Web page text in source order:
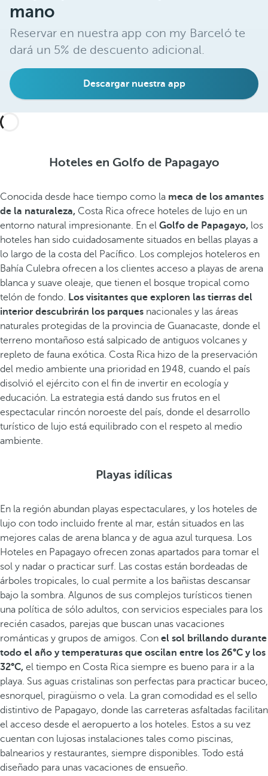
mano
Reservar en nuestra app con my Barceló te
dará un 5% de descuento adicional.
Descargar nuestra app
Hoteles en Golfo de Papagayo
Conocida desde hace tiempo como la meca de los amantes
de la naturaleza, Costa Rica ofrece hoteles de lujo en un
entorno natural impresionante. En el Golfo de Papagayo, los
hoteles han sido cuidadosamente situados en bellas playas a
lo largo de la costa del Pacífico. Los complejos hoteleros en
Bahía Culebra ofrecen a los clientes acceso a playas de arena
blanca y suave oleaje, que tienen el bosque tropical como
telón de fondo. Los visitantes que exploren las tierras del
interior descubrirán los parques nacionales y las áreas
naturales protegidas de la provincia de Guanacaste, donde el
terreno montañoso está salpicado de antiguos volcanes y
repleto de fauna exótica. Costa Rica hizo de la preservación
del medio ambiente una prioridad en 1948, cuando el país
disolvió el ejército con el fin de invertir en ecología y
educación. La estrategia está dando sus frutos en el
espectacular rincón noroeste del país, donde el desarrollo
turístico de lujo está equilibrado con el respeto al medio
ambiente.
Playas idílicas
En la región abundan playas espectaculares, y los hoteles de
lujo con todo incluido frente al mar, están situados en las
mejores calas de arena blanca y de agua azul turquesa. Los
Hoteles en Papagayo ofrecen zonas apartados para tomar el
sol y nadar o practicar surf. Las costas están bordeadas de
árboles tropicales, lo cual permite a los bañistas descansar
bajo la sombra. Algunos de sus complejos turísticos tienen
una política de sólo adultos, con servicios especiales para los
recién casados, parejas que buscan unas vacaciones
románticas y grupos de amigos. Con el sol brillando durante
todo el año y temperaturas que oscilan entre los 26°C y los
32°C, el tiempo en Costa Rica siempre es bueno para ir a la
playa. Sus aguas cristalinas son perfectas para practicar buceo,
esnorquel, piragüismo o vela. La gran comodidad es el sello
distintivo de Papagayo, donde las carreteras asfaltadas facilitan
el acceso desde el aeropuerto a los hoteles. Estos a su vez
cuentan con lujosas instalaciones tales como piscinas,
balnearios y restaurantes, siempre disponibles. Todo está
diseñado para unas vacaciones de ensueño.